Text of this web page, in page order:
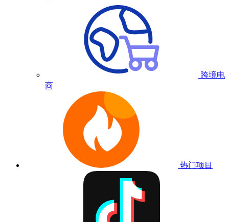
跨境电
商
热门项目